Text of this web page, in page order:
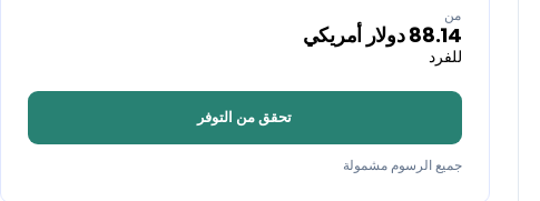
من
88.14دولار أمريكي
للفرد
تحقق من التوفر
جميع الرسوم مشمولة